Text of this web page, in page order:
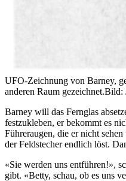
UFO-Zeichnung von Barney,
anderen Raum gezeichnet.Bild:
Barney will das Fernglas
festzukleben, er bekommt es
Führeraugen, die er nicht
der Feldstecher endlich löst.
«Sie werden uns entführen!»,
gibt. «Betty, schau, ob es uns